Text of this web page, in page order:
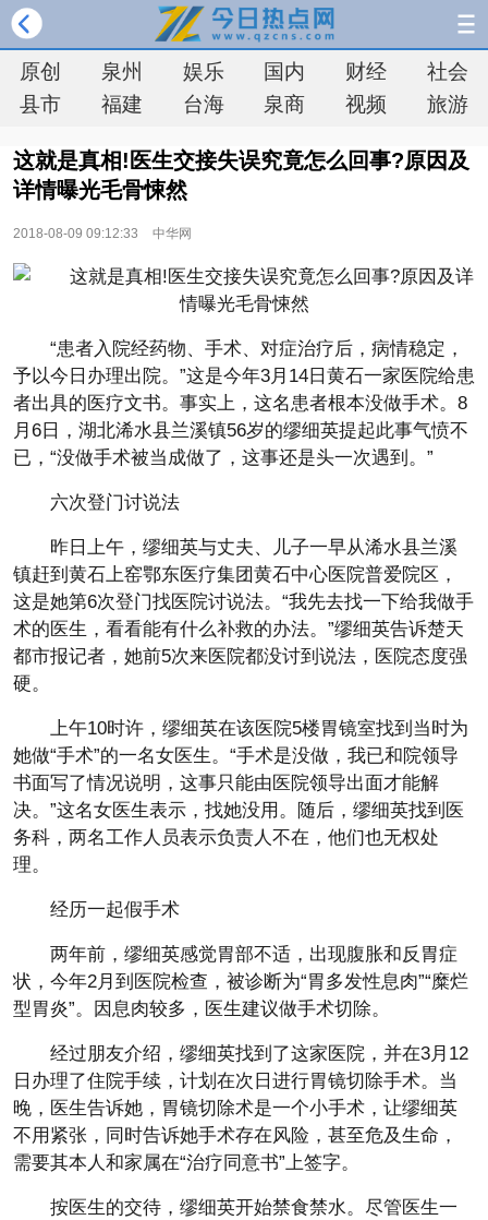
原创 泉州 娱乐 国内 财经
社会
县市
福建 台海 泉商 视频 旅游
这就是真相!医生交接失误究竟怎么回事?原因及
详情曝光毛骨悚然
2018-08-09 09:12:33 中华网
“患者入院经药物、手术、对症治疗后，病情稳定，
予以今日办理出院。”这是今年3月14日黄石一家医院给患
者出具的医疗文书。事实上，这名患者根本没做手术。8
月6日，湖北浠水县兰溪镇56岁的缪细英提起此事气愤不
已，“没做手术被当成做了，这事还是头一次遇到。”
六次登门讨说法
昨日上午，缪细英与丈夫、儿子一早从浠水县兰溪
镇赶到黄石上窑鄂东医疗集团黄石中心医院普爱院区，
这是她第6次登门找医院讨说法。“我先去找一下给我做手
术的医生，看看能有什么补救的办法。”缪细英告诉楚天
都市报记者，她前5次来医院都没讨到说法，医院态度强
硬。
上午10时许，缪细英在该医院5楼胃镜室找到当时为
她做“手术”的一名女医生。“手术是没做，我已和院领导
书面写了情况说明，这事只能由医院领导出面才能解
决。”这名女医生表示，找她没用。随后，缪细英找到医
务科，两名工作人员表示负责人不在，他们也无权处
理。
经历一起假手术
两年前，缪细英感觉胃部不适，出现腹胀和反胃症
状，今年2月到医院检查，被诊断为“胃多发性息肉”“糜烂
型胃炎”。因息肉较多，医生建议做手术切除。
经过朋友介绍，缪细英找到了这家医院，并在3月12
日办理了住院手续，计划在次日进行胃镜切除手术。当
晚，医生告诉她，胃镜切除术是一个小手术，让缪细英
不用紧张，同时告诉她手术存在风险，甚至危及生命，
需要其本人和家属在“治疗同意书”上签字。
按医生的交待，缪细英开始禁食禁水。尽管医生一